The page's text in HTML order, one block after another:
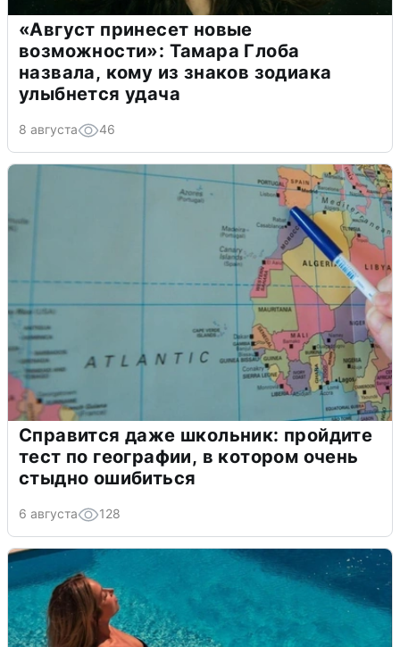
«Август принесет новые
возможности»: Тамара Глоба
назвала, кому из знаков зодиака
улыбнется удача
8 августа 46
Справится даже школьник: пройдите
тест по географии, в котором очень
стыдно ошибиться
6 августа 128